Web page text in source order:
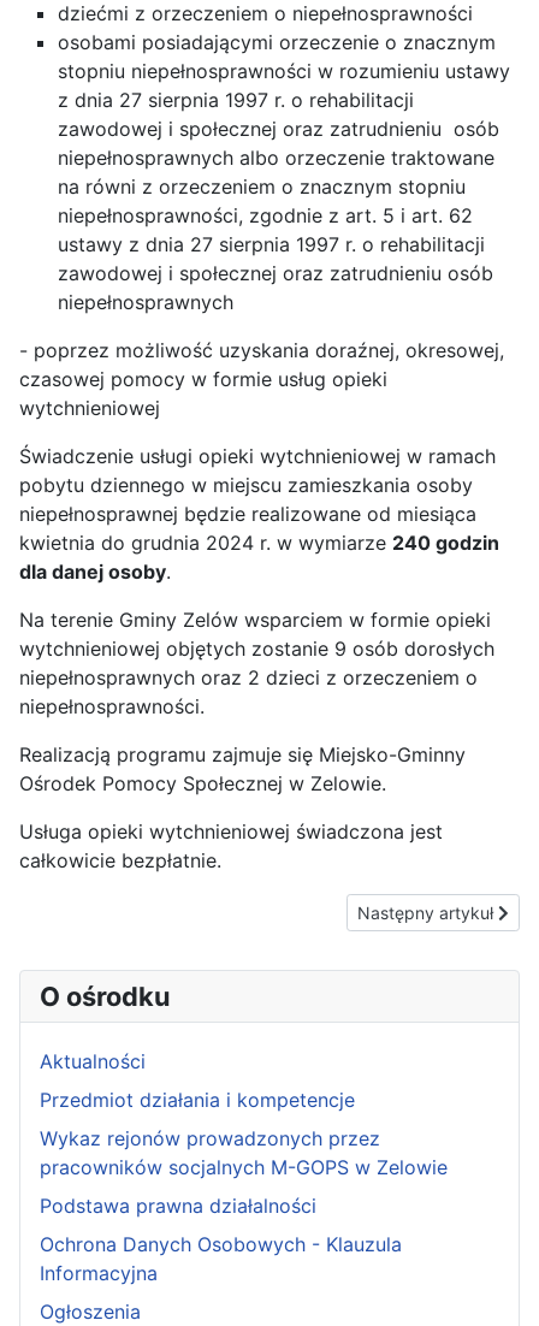
dziećmi z orzeczeniem o niepełnosprawności
osobami posiadającymi orzeczenie o znacznym
stopniu niepełnosprawności w rozumieniu ustawy
z dnia 27 sierpnia 1997 r. o rehabilitacji
zawodowej i społecznej oraz zatrudnieniu osób
niepełnosprawnych albo orzeczenie traktowane
na równi z orzeczeniem o znacznym stopniu
niepełnosprawności, zgodnie z art. 5 i art. 62
ustawy z dnia 27 sierpnia 1997 r. o rehabilitacji
zawodowej i społecznej oraz zatrudnieniu osób
niepełnosprawnych
- poprzez możliwość uzyskania doraźnej, okresowej,
czasowej pomocy w formie usług opieki
wytchnieniowej
Świadczenie usługi opieki wytchnieniowej w ramach
pobytu dziennego w miejscu zamieszkania osoby
niepełnosprawnej będzie realizowane od miesiąca
kwietnia do grudnia 2024 r. w wymiarze 240 godzin
dla danej osoby.
Na terenie Gminy Zelów wsparciem w formie opieki
wytchnieniowej objętych zostanie 9 osób dorosłych
niepełnosprawnych oraz 2 dzieci z orzeczeniem o
niepełnosprawności.
Realizacją programu zajmuje się Miejsko-Gminny
Ośrodek Pomocy Społecznej w Zelowie.
Usługa opieki wytchnieniowej świadczona jest
całkowicie bezpłatnie.
Następny artykuł:
Następny artykuł
O ośrodku
Aktualności
Przedmiot działania i kompetencje
Wykaz rejonów prowadzonych przez
pracowników socjalnych M-GOPS w Zelowie
Podstawa prawna działalności
Ochrona Danych Osobowych - Klauzula
Informacyjna
Ogłoszenia